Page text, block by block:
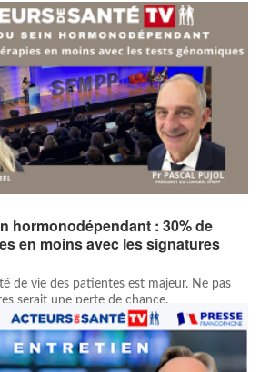
hormonodépendant : 30% de
en moins avec les signatures
de vie des patientes est majeur. Ne pas
serait une perte de chance.